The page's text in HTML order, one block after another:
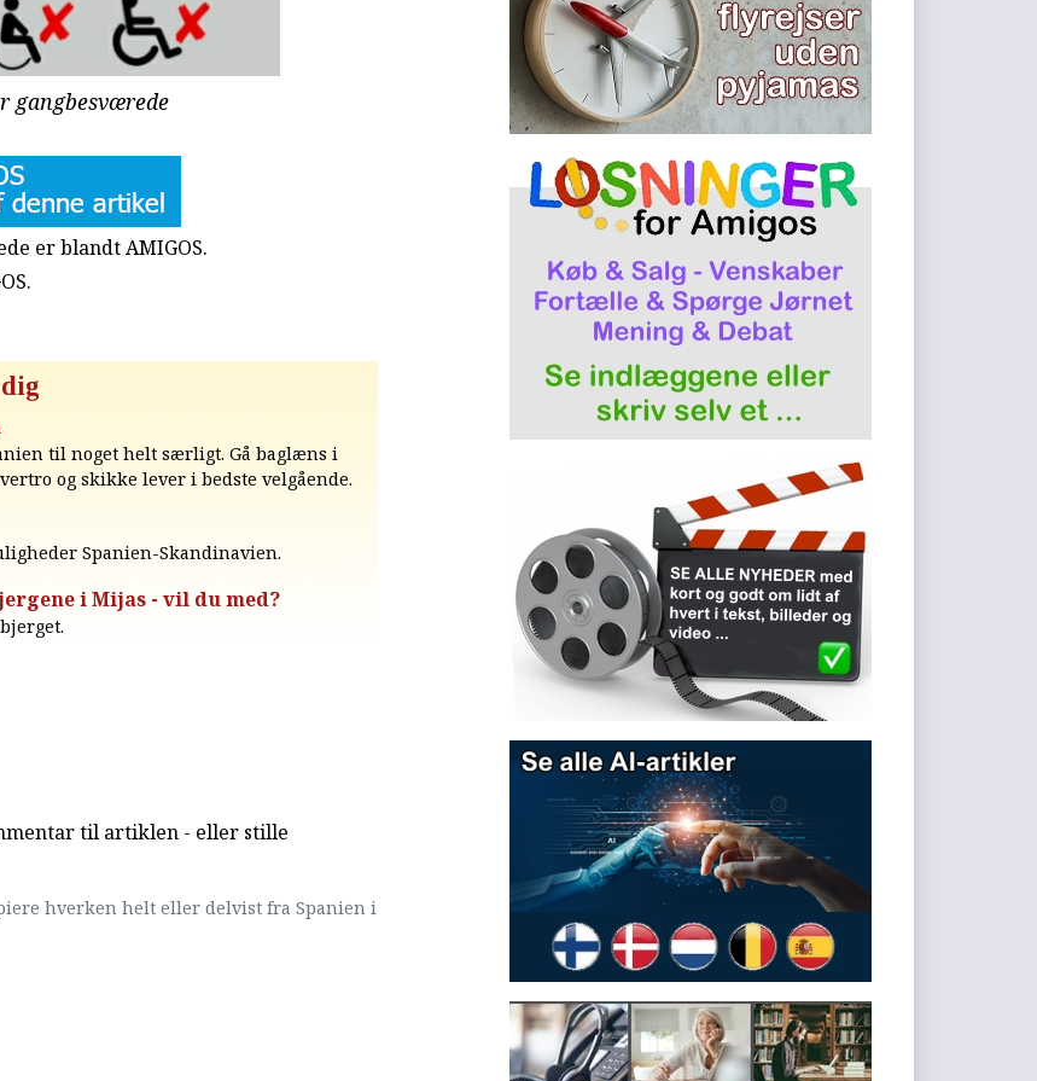
gangbesværede
er blandt AMIGOS.
til noget helt særligt. Gå baglæns i
og skikke lever i bedste velgående.
Spanien-Skandinavien.
i Mijas - vil du med?
til artiklen - eller stille
hverken helt eller delvist fra Spanien i